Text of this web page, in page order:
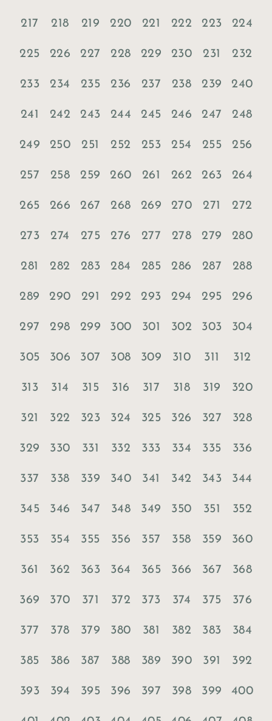
217 218 219 220 221 222 223 224
225 226 227 228 229 230 231 232
233 234 235 236 237 238 239 240
241 242 243 244 245 246 247 248
249 250 251 252 253 254 255 256
257 258 259 260 261 262 263 264
265 266 267 268 269 270 271 272
273 274 275 276 277 278 279 280
281 282 283 284 285 286 287 288
289 290 291 292 293 294 295 296
297 298 299 300 301 302 303 304
305 306 307 308 309 310 311 312
313 314 315 316 317 318 319 320
321 322 323 324 325 326 327 328
329 330 331 332 333 334 335 336
337 338 339 340 341 342 343 344
345 346 347 348 349 350 351 352
353 354 355 356 357 358 359 360
361 362 363 364 365 366 367 368
369 370 371 372 373 374 375 376
377 378 379 380 381 382 383 384
385 386 387 388 389 390 391 392
393 394 395 396 397 398 399 400